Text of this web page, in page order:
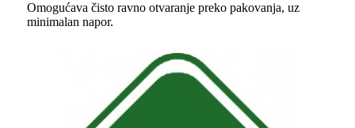
Omogućava čisto ravno otvaranje preko pakovanja, uz
minimalan napor.